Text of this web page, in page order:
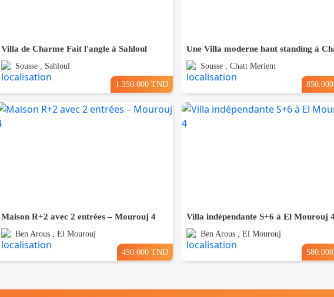
Villa de Charme Fait l'angle à Sahloul
Sousse , Sahloul
1.350.000 TND
Sousse , Chatt Meriem
Maison R+2 avec 2 entrées – Mourouj 4
Ben Arous , El Mourouj
450.000 TND
Villa indépendante S+6 à El Mourouj
Ben Arous , El Mourouj